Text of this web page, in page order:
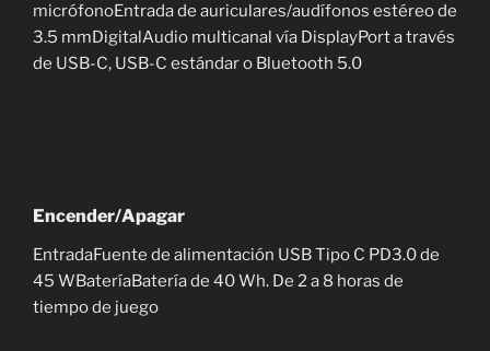
micrófonoEntrada de auriculares/audífonos estéreo de
3.5 mmDigitalAudio multicanal vía DisplayPort a través
de USB-C, USB-C estándar o Bluetooth 5.0
Encender/Apagar
EntradaFuente de alimentación USB Tipo C PD3.0 de
45 WBateríaBatería de 40 Wh. De 2 a 8 horas de
tiempo de juego